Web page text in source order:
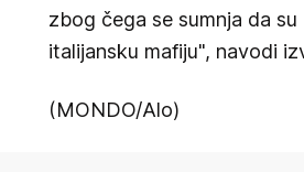
zbog čega se sumnja da
italijansku mafiju", navodi
(MONDO/Alo)